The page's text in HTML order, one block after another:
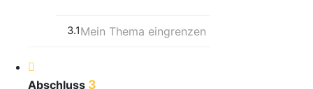
3.1Mein Thema eingrenzen
Abschluss 3